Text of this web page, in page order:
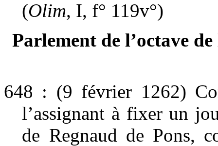
(Olim, I, f° 119v°)
Parlement de l’octave
648 : (9 février 1262)
l’assignant à fixer un
de Regnaud de Pons,